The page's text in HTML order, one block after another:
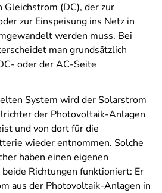
Gleichstrom (DC), der zur
zur Einspeisung ins Netz in
werden muss. Bei
man grundsätzlich
oder der AC-Seite
System wird der Solarstrom
der Photovoltaik-Anlagen
und von dort für die
wieder entnommen. Solche
haben einen eigenen
Richtungen funktioniert: Er
aus der Photovoltaik-Anlagen in